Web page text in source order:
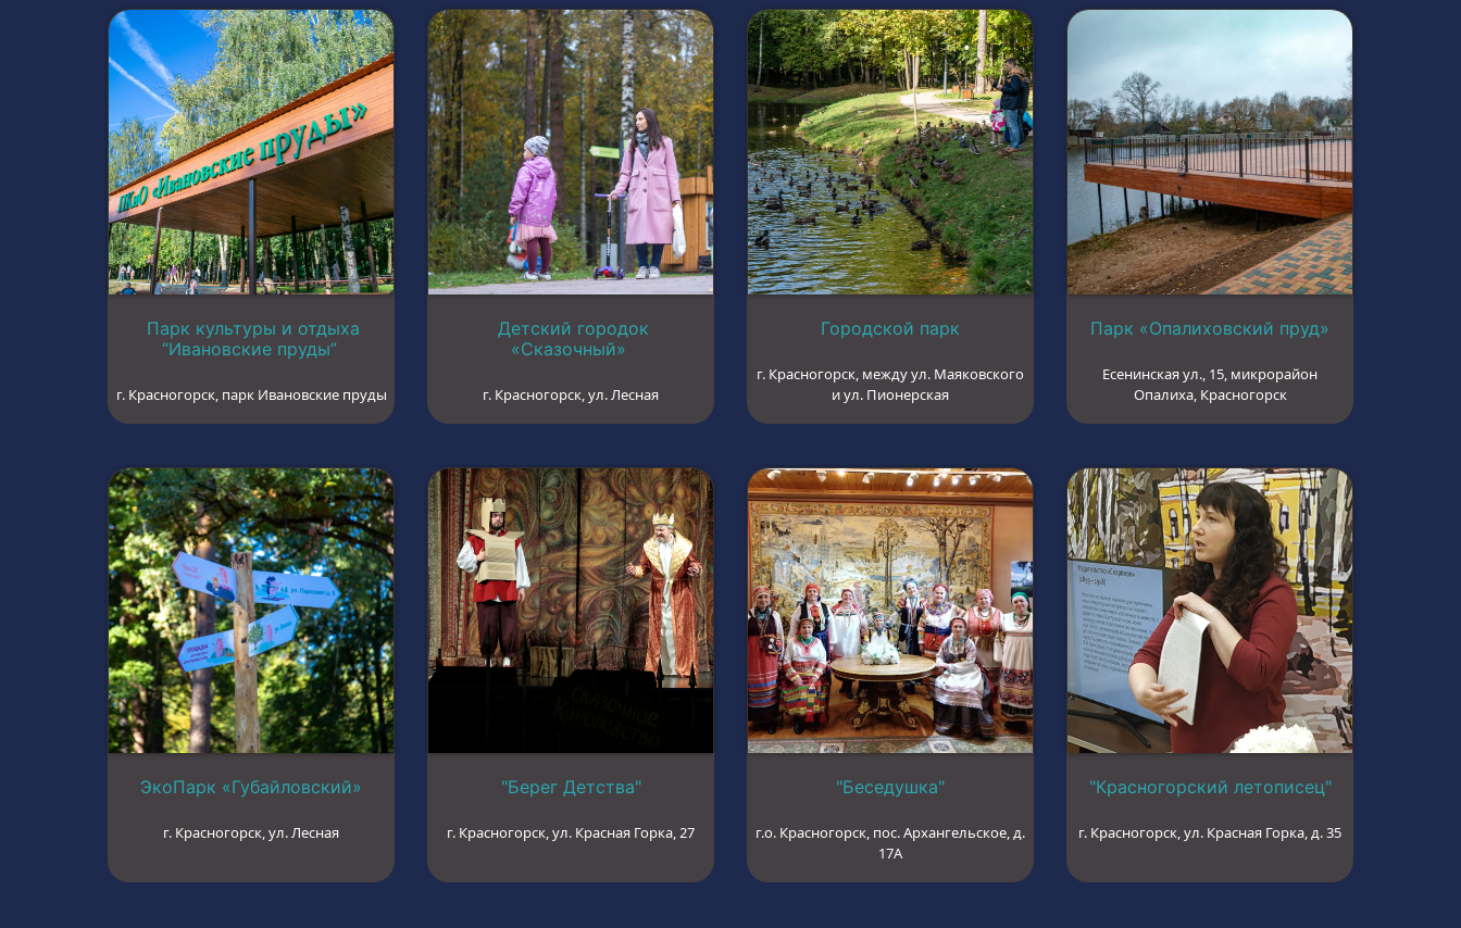
Парк культуры и отдыха
“Ивановские пруды”
г. Красногорск, парк Ивановские пруды
Детский городок
«Сказочный»
г. Красногорск, ул. Лесная
Городской парк
г. Красногорск, между ул. Маяковского
и ул. Пионерская
Парк «Опалиховский пруд»
Есенинская ул., 15, микрорайон
Опалиха, Красногорск
ЭкоПарк «Губайловский»
г. Красногорск, ул. Лесная
"Берег Детства"
г. Красногорск, ул. Красная Горка, 27
"Беседушка"
г.о. Красногорск, пос. Архангельское, д.
17А
"Красногорский летописец"
г. Красногорск, ул. Красная Горка, д. 35